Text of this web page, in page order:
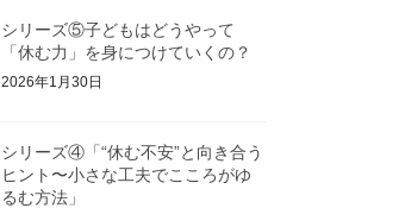
シリーズ⑤子どもはどうやって
「休む力」を身につけていくの？
2026年1月30日
シリーズ④「“休む不安”と向き合う
ヒント〜小さな工夫でこころがゆ
るむ方法」